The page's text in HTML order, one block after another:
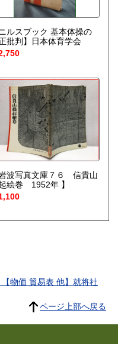
ニルスブック 基本体操の
批判】日本体育学会
岩波写真文庫７６ 信貴山
絵巻 1952年 】
物価 貿易表 他】就将社
ページ上部へ戻る